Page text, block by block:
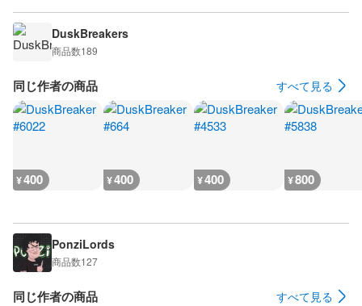
DuskBreakers
商品数189
同じ作者の商品 すべて見る
¥400 ¥400 ¥400 ¥800
PonziLords
商品数127
同じ作者の商品 すべて見る